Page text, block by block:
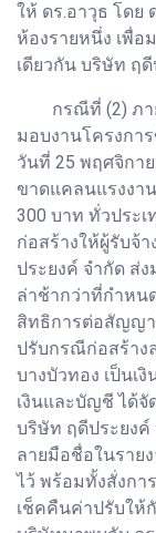
ให้ ดร.อาวุธ โดย
ห้องรายหนึ่ง เพื่อ
เดียวกัน บริษัท ฤ
กรณีที่ (2) ภาย
มอบงานโครงกา
วันที่ 25 พฤศจิกา
ขาดแคลนแรงงา
300 บาท ทั่วประ
ก่อสร้างให้ผู้รับจ้
ประยงค์ จำกัด ส่
ล่าช้ากว่าที่กำหน
สิทธิการต่อสัญญา
ปรับกรณีก่อสร้าง
บางบัวทอง เป็นเ
เงินและบัญชี ได้
บริษัท ฤดีประยงค์
ลายมือชื่อในราย
ไว้ พร้อมทั้งสั่งกา
เช็คคืนค่าปรับให้